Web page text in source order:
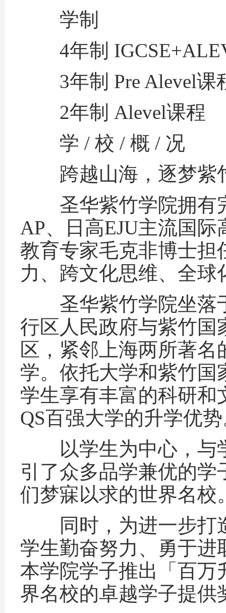
学制
4年制
3年制 Pre Alevel课
2年制 Alevel课程
学 / 校 / 概 / 况
跨越山海，逐梦紫
圣华紫竹学院拥有完
AP、日高EJU主流国
教育专家毛克非博士担
力、跨文化思维、全
圣华紫竹学院坐落
行区人民政府与紫竹国
区，紧邻上海两所著
学。依托大学和紫竹国
学生享有丰富的科研和
QS百强大学的升学优
以学生为中心，与
引了众多品学兼优的
们梦寐以求的世界名校
同时，为进一步打
学生勤奋努力、勇于进
本学院学子推出「百万
界名校的卓越学子提